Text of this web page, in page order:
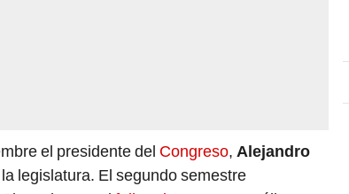
legislatura. El segundo semestre
embargo, el fujimorismoy sus satélites no